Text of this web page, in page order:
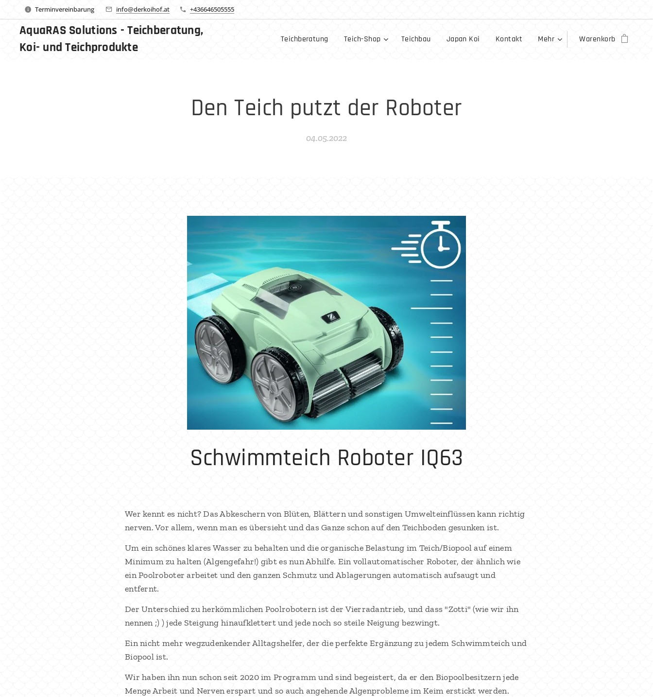
Terminvereinbarung info@derkoihof.at +436646505555
AquaRAS Solutions - Teichberatung,
Koi- und Teichprodukte
Teichberatung Teich-Shop Teichbau Japan Koi Kontakt Mehr Warenkorb
Den Teich putzt der Roboter
04.05.2022
Schwimmteich Roboter IQ63
Wer kennt es nicht? Das Abkeschern von Blüten, Blättern und sonstigen Umwelteinflüssen kann richtig
nerven. Vor allem, wenn man es übersieht und das Ganze schon auf den Teichboden gesunken ist.
Um ein schönes klares Wasser zu behalten und die organische Belastung im Teich/Biopool auf einem
Minimum zu halten (Algengefahr!) gibt es nun Abhilfe. Ein vollautomatischer Roboter, der ähnlich wie
ein Poolroboter arbeitet und den ganzen Schmutz und Ablagerungen automatisch aufsaugt und
entfernt.
Der Unterschied zu herkömmlichen Poolrobotern ist der Vierradantrieb, und dass "Zotti" (wie wir ihn
nennen ;) ) jede Steigung hinaufklettert und jede noch so steile Neigung bezwingt.
Ein nicht mehr wegzudenkender Alltagshelfer, der die perfekte Ergänzung zu jedem Schwimmteich und
Biopool ist.
Wir haben ihn nun schon seit 2020 im Programm und sind begeistert, da er den Biopoolbesitzern jede
Menge Arbeit und Nerven erspart und so auch angehende Algenprobleme im Keim erstickt werden.